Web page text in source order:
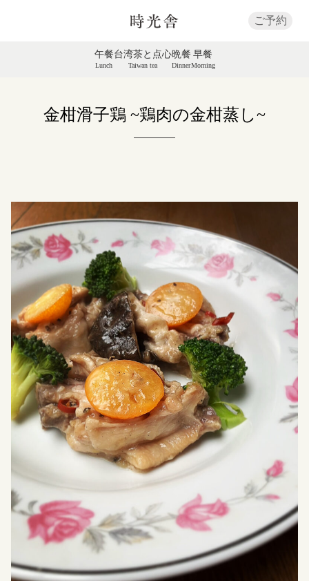
ご予約
午餐
Lunch
台湾茶と点心
Taiwan tea
晩餐
Dinner
早餐
Morning
金柑滑子鶏 ~鶏肉の金柑蒸し~